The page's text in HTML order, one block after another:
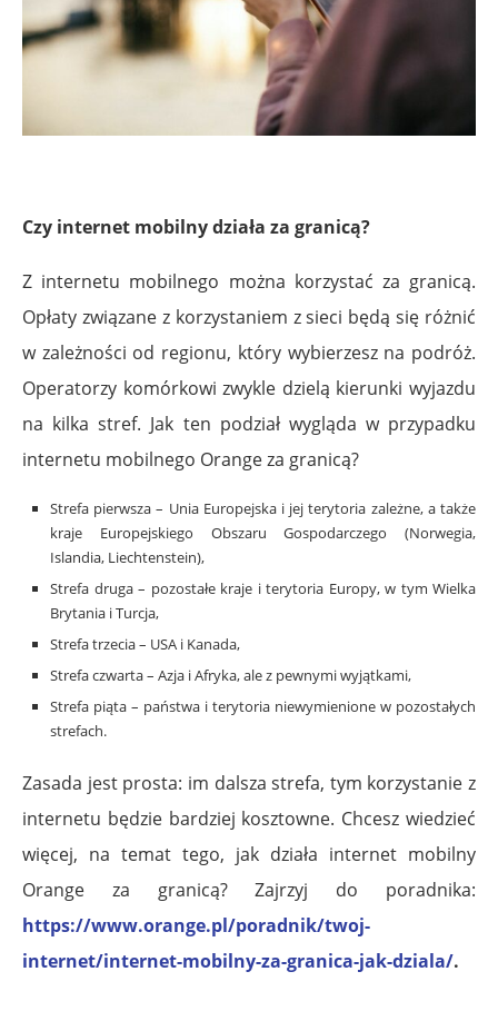
Czy internet mobilny działa za granicą?
Z internetu mobilnego można korzystać za granicą.
Opłaty związane z korzystaniem z sieci będą się różnić
w zależności od regionu, który wybierzesz na podróż.
Operatorzy komórkowi zwykle dzielą kierunki wyjazdu
na kilka stref. Jak ten podział wygląda w przypadku
internetu mobilnego Orange za granicą?
Strefa pierwsza – Unia Europejska i jej terytoria zależne, a także
kraje Europejskiego Obszaru Gospodarczego (Norwegia,
Islandia, Liechtenstein),
Strefa druga – pozostałe kraje i terytoria Europy, w tym Wielka
Brytania i Turcja,
Strefa trzecia – USA i Kanada,
Strefa czwarta – Azja i Afryka, ale z pewnymi wyjątkami,
Strefa piąta – państwa i terytoria niewymienione w pozostałych
strefach.
Zasada jest prosta: im dalsza strefa, tym korzystanie z
internetu będzie bardziej kosztowne. Chcesz wiedzieć
więcej, na temat tego, jak działa internet mobilny
Orange za granicą? Zajrzyj do poradnika:
https://www.orange.pl/poradnik/twoj-
internet/internet-mobilny-za-granica-jak-dziala/.